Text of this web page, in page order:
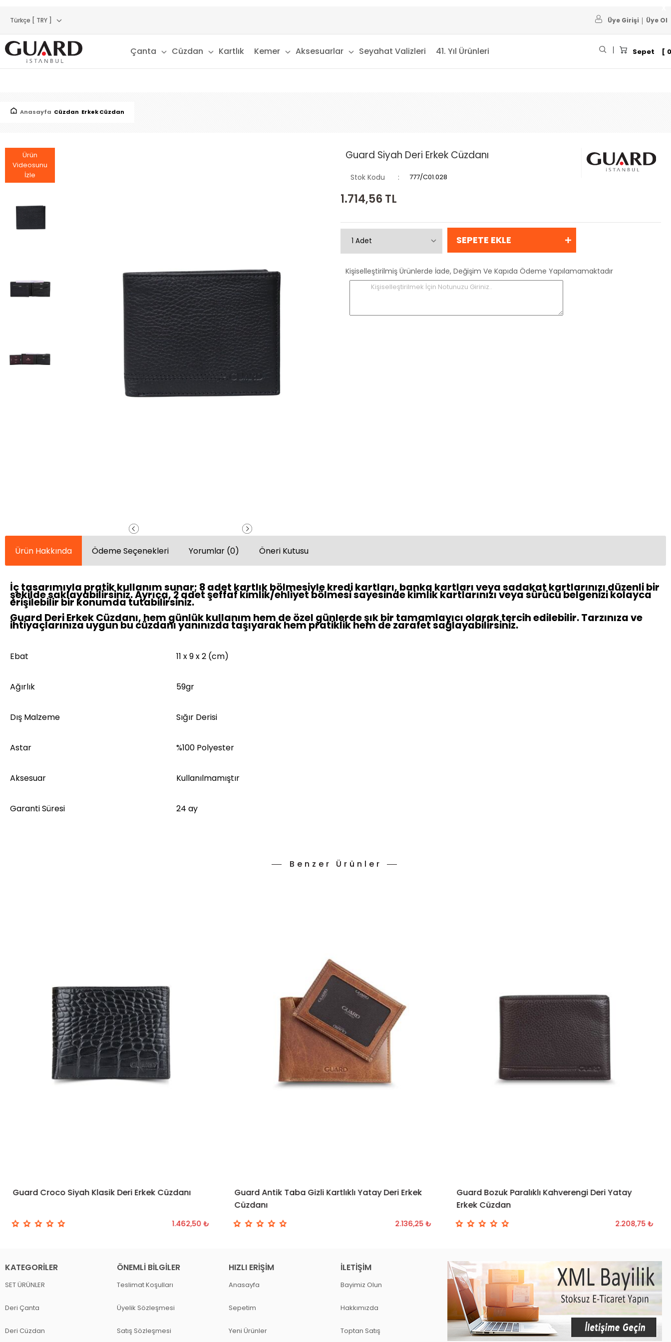
Türkçe [ TRY ] Üye Girişi Üye Ol
Çanta Cüzdan Kartlık Kemer Aksesuarlar Seyahat Valizleri 41. Yıl Ürünleri Sepet 0
Anasayfa Cüzdan Erkek Cüzdan
Ürün
Videosunu
İzle
Guard Siyah Deri Erkek Cüzdanı
Stok Kodu 777/C01.028
1.714,56 TL
SEPETE EKLE
Kişiselleştirilmiş Ürünlerde İade, Değişim Ve Kapıda Ödeme Yapılamamaktadır
Kişiselleştirilmek İçin Notunuzu Giriniz..
Ürün Hakkında Ödeme Seçenekleri Yorumlar (0) Öneri Kutusu
İç tasarımıyla pratik kullanım sunar; 8 adet kartlık bölmesiyle kredi kartları, banka kartları veya sadakat kartlarınızı düzenli bir
şekilde saklayabilirsiniz. Ayrıca, 2 adet şeffaf kimlik/ehliyet bölmesi sayesinde kimlik kartlarınızı veya sürücü belgenizi kolayca
erişilebilir bir konumda tutabilirsiniz.
Guard Deri Erkek Cüzdanı, hem günlük kullanım hem de özel günlerde şık bir tamamlayıcı olarak tercih edilebilir. Tarzınıza ve
ihtiyaçlarınıza uygun bu cüzdanı yanınızda taşıyarak hem pratiklik hem de zarafet sağlayabilirsiniz.
Ebat 11 x 9 x 2 (cm)
Ağırlık 59gr
Dış Malzeme Sığır Derisi
Astar %100 Polyester
Aksesuar Kullanılmamıştır
Garanti Süresi 24 ay
Benzer Ürünler
SEPETE EKLE
Guard Croco Siyah Klasik Deri Erkek Cüzdanı
1.462,50 ₺
SEPETE EKLE
Guard Antik Taba Gizli Kartlıklı Yatay Deri Erkek
Cüzdanı
2.136,25 ₺
SEPETE EKLE
Guard Bozuk Paralıklı Kahverengi Deri Yatay
Erkek Cüzdan
2.208,75 ₺
KATEGORILER
SET ÜRÜNLER
Deri Çanta
Deri Cüzdan
ÖNEMLI BILGILER
Teslimat Koşulları
Üyelik Sözleşmesi
Satış Sözleşmesi
HIZLI ERIŞIM
Anasayfa
Sepetim
Yeni Ürünler
İLETIŞIM
Bayimiz Olun
Hakkımızda
Toptan Satış